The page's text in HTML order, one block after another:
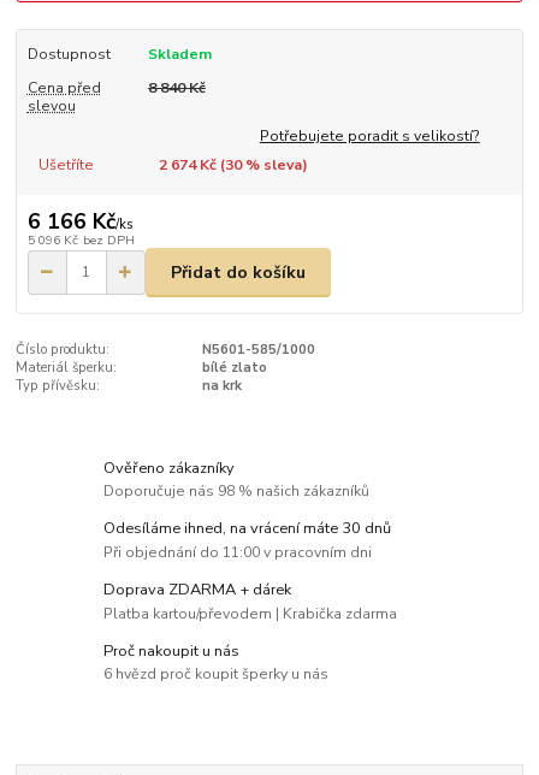
Dostupnost
Skladem
Cena před
slevou
8 840 Kč
Potřebujete poradit s velikostí?
Ušetříte
2 674 Kč (30% sleva)
6 166 Kč/ks
5 096 Kč bez DPH
Přidat do košíku
Číslo produktu:
N5601-585/1000
Materiál šperku:
bílé zlato
Typ přívěsku:
na krk
Ověřeno zákazníky
Doporučuje nás 98 % našich zákazníků
Odesíláme ihned, na vrácení máte 30 dnů
Při objednání do 11:00 v pracovním dni
Doprava ZDARMA + dárek
Platba kartou/převodem | Krabička zdarma
Proč nakoupit u nás
6 hvězd proč koupit šperky u nás